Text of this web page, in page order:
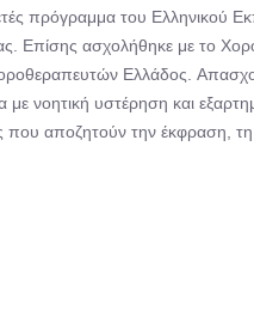
πρόγραμμα του Ελληνικού
Επίσης ασχολήθηκε με το
Ελλάδος.
με νοητική υστέρηση και
που αποζητούν την έκφραση,